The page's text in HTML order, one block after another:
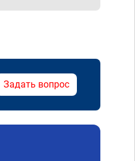
Задать вопрос